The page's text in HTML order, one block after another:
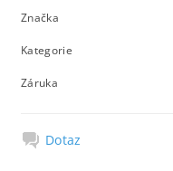
Značka
Kategorie
Záruka
Dotaz